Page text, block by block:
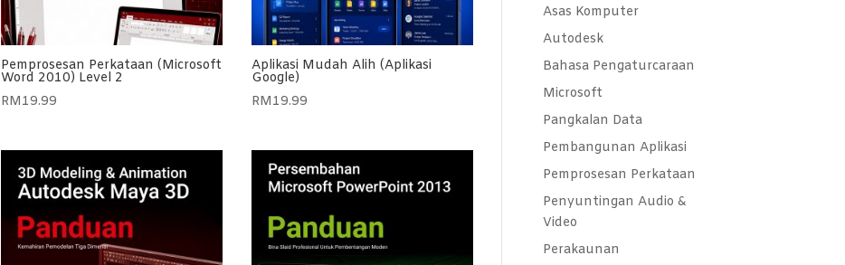
Pemprosesan Perkataan (Microsoft
Word 2010) Level 2
RM19.99
Aplikasi Mudah Alih (Aplikasi
Google)
RM19.99
Asas Komputer
Autodesk
Bahasa Pengaturcaraan
Microsoft
Pangkalan Data
Pembangunan Aplikasi
Pemprosesan Perkataan
Penyuntingan Audio &
Video
Perakaunan